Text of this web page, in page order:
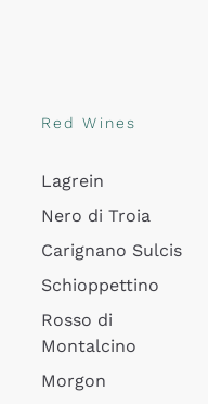
Red Wines
Lagrein
Nero di Troia
Carignano Sulcis
Schioppettino
Rosso di
Montalcino
Morgon